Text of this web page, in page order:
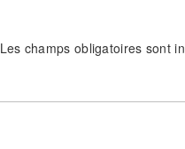
Les champs obligatoires sont